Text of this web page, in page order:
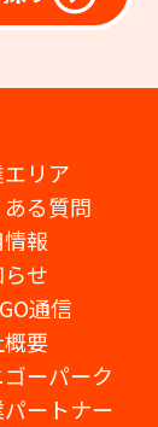
リア
る質問
報
せ
通信
要
ーパーク
ートナー